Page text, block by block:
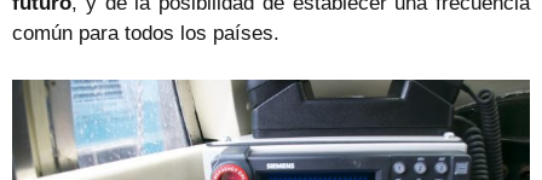
común para todos los países.